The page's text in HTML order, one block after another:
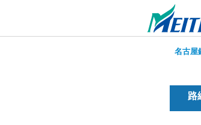
名古屋
路